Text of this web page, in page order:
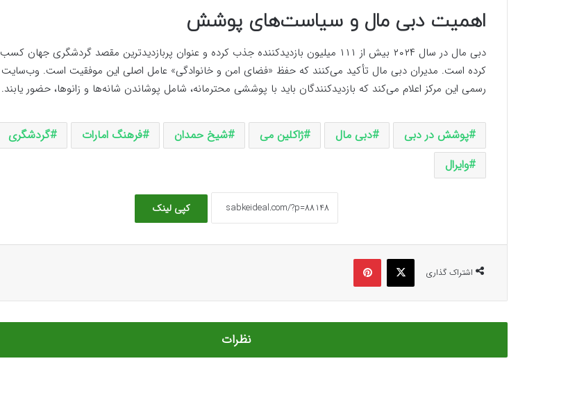
اهمیت دبی مال و سیاست‌های پوشش
دبی مال در سال ۲۰۲۴ بیش از ۱۱۱ میلیون بازدیدکننده جذب کرده و عنوان پربازدیدترین مقصد گردشگری جهان کسب
کرده است. مدیران دبی مال تأکید می‌کنند که حفظ «فضای امن و خانوادگی» عامل اصلی این موفقیت است. وب‌سایت
رسمی این مرکز اعلام می‌کند که بازدیدکنندگان باید با پوششی محترمانه، شامل پوشاندن شانه‌ها و زانوها، حضور یابند.
پوشش در دبی دبی مال ژاکلین می شیخ حمدان فرهنگ امارات
گردشگری
وایرال
کپی لینک
اشتراک گذاری
ایکس پینتریست
نظرات